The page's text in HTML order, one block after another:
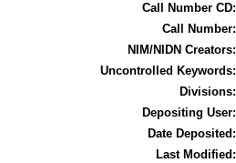
Call Number CD:
Call Number:
NIM/NIDN Creators:
Uncontrolled Keywords:
Divisions:
Depositing User:
Date Deposited:
Last Modified: